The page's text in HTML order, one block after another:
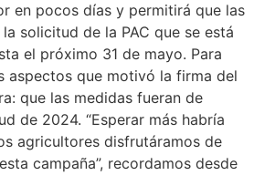
en pocos días y permitirá que las
solicitud de la PAC que se está
el próximo 31 de mayo. Para
aspectos que motivó la firma del
que las medidas fueran de
de 2024. “Esperar más habría
agricultores disfrutáramos de
campaña”, recordamos desde